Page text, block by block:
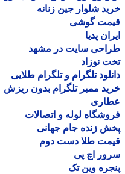
شلوار جین زنانه
گوشی
پدیا
سایت در مشهد
نوزاد
تلگرام و تلگرام طلایی
ممبر تلگرام بدون ریزش
لوله و اتصالات
زنده جام جهانی
طلا دست دوم
اچ پی
وین تک